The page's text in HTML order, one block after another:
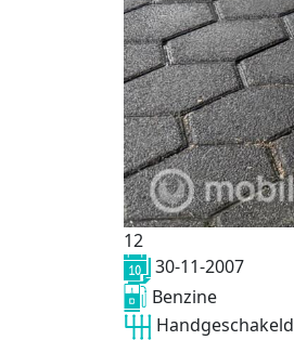
12
30-11-2007
Benzine
Handgeschakeld